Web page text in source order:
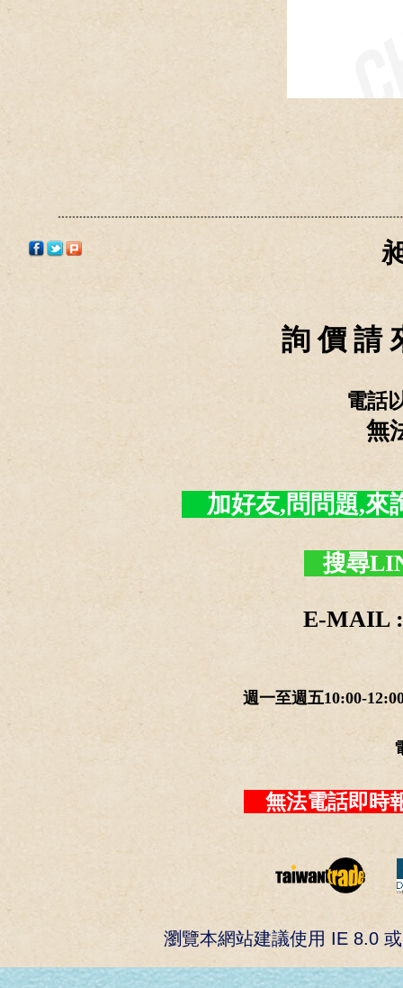
詢 價 請
電話
無
加好友,問問題,來
搜尋
E-MAIL :
週一至週五10:00-
無法電話即
瀏覽本網站建議使用 IE 8.0